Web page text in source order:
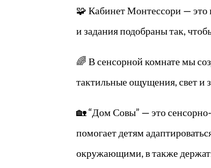
🧩 Кабинет Монтессори — это
и задания подобраны так,
🌈 В сенсорной комнате мы
тактильные ощущения, свет и
🏡 “Дом Совы” — это
помогает детям
окружающими, в также